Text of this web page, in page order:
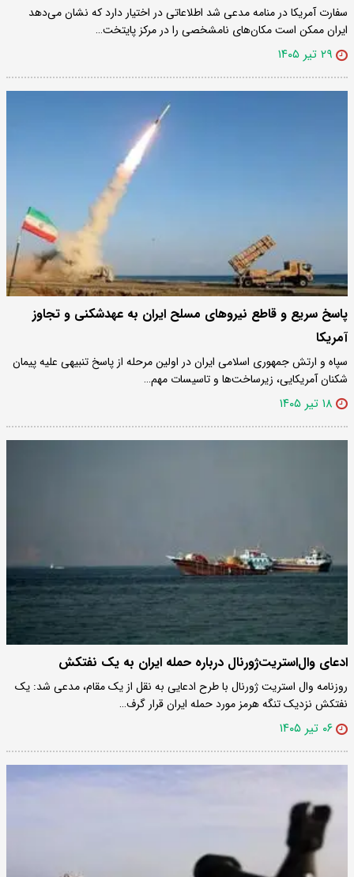
سفارت آمریکا در منامه مدعی شد اطلاعاتی در اختیار دارد که نشان می‌دهد
ایران ممکن است مکان‌های نامشخصی را در مرکز پایتخت…
۲۹ تیر ۱۴۰۵
پاسخ سریع و قاطع نیروهای مسلح ایران به عهدشکنی و تجاوز
آمریکا
سپاه و ارتش جمهوری اسلامی ایران در اولین مرحله از پاسخ تنبیهی علیه پیمان
شکنان آمریکایی، زیرساخت‌ها و تاسیسات مهم…
۱۸ تیر ۱۴۰۵
ادعای وال‌استریت‌ژورنال درباره حمله ایران به یک نفتکش
روزنامه وال‌ استریت‌ ژورنال با طرح ادعایی به نقل از یک مقام، مدعی شد: یک
نفتکش نزدیک تنگه هرمز مورد حمله ایران قرار گرف…
۰۶ تیر ۱۴۰۵